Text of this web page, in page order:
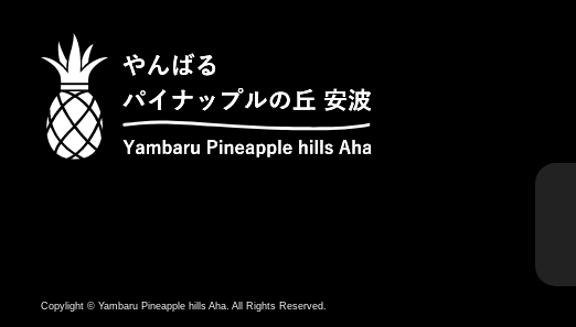
Copylight © Yambaru Pineapple hills Aha. All Rights Reserved.